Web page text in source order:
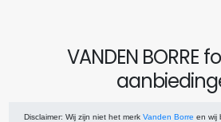
VANDEN BORRE
Disclaimer: Wij zijn niet het merk Vanden Borre en wij